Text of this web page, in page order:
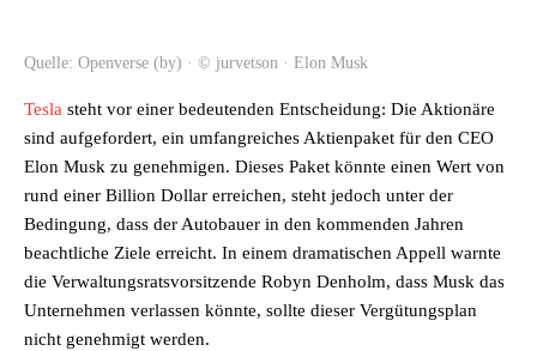
Quelle: Openverse (by) · © jurvetson · Elon Musk
Tesla steht vor einer bedeutenden Entscheidung: Die Aktionäre
sind aufgefordert, ein umfangreiches Aktienpaket für den CEO
Elon Musk zu genehmigen. Dieses Paket könnte einen Wert von
rund einer Billion Dollar erreichen, steht jedoch unter der
Bedingung, dass der Autobauer in den kommenden Jahren
beachtliche Ziele erreicht. In einem dramatischen Appell warnte
die Verwaltungsratsvorsitzende Robyn Denholm, dass Musk das
Unternehmen verlassen könnte, sollte dieser Vergütungsplan
nicht genehmigt werden.